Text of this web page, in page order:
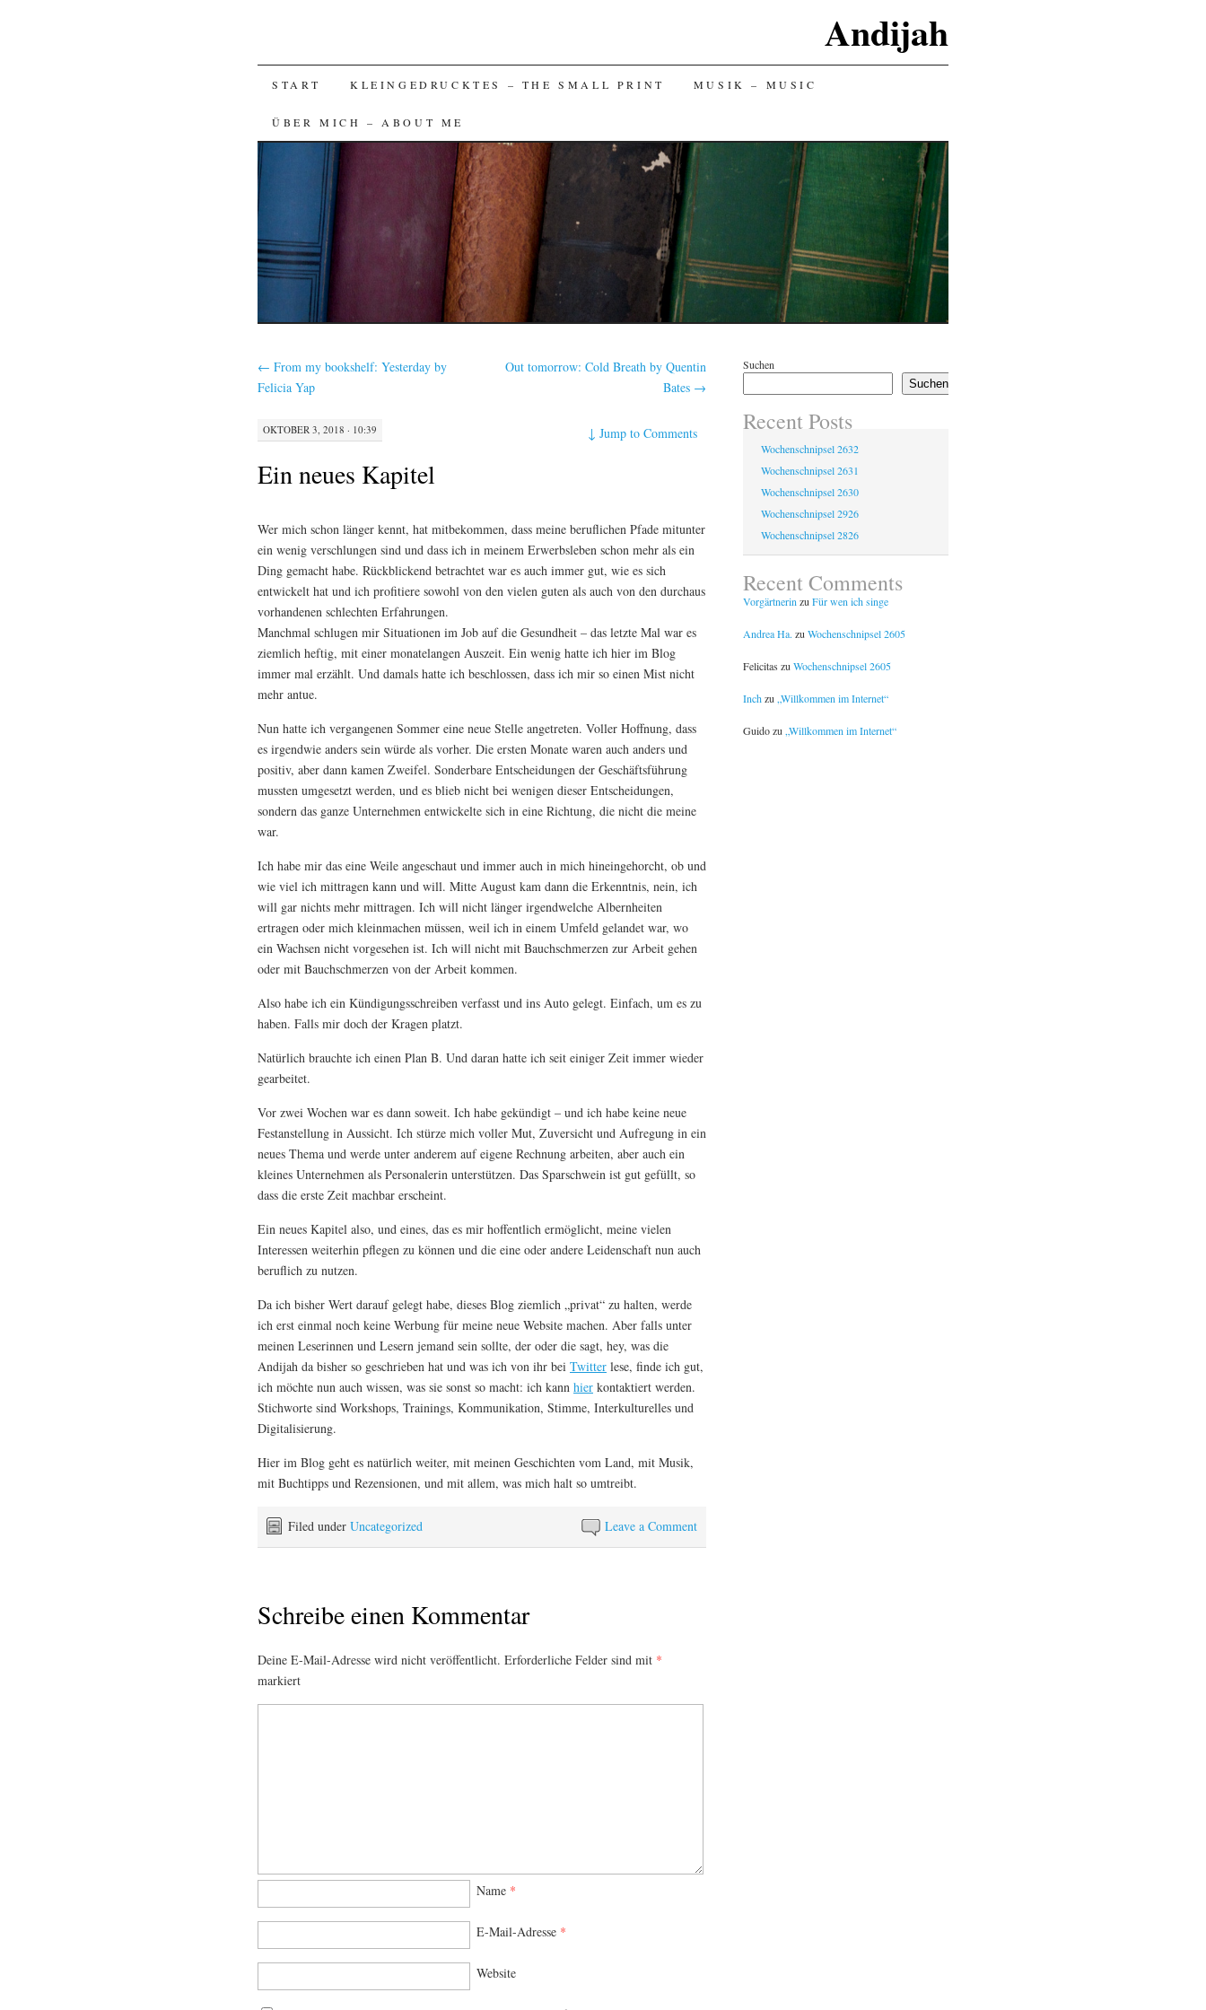
Andijah
SKIP
TO
CONTENT
START KLEINGEDRUCKTES – THE SMALL PRINT MUSIK – MUSIC
ÜBER MICH – ABOUT ME
← From my bookshelf: Yesterday by
Felicia Yap
Out tomorrow: Cold Breath by Quentin
Bates →
OKTOBER 3, 2018 · 10:39 ↓Jump to Comments
Ein neues Kapitel
Wer mich schon länger kennt, hat mitbekommen, dass meine beruflichen Pfade mitunter
ein wenig verschlungen sind und dass ich in meinem Erwerbsleben schon mehr als ein
Ding gemacht habe. Rückblickend betrachtet war es auch immer gut, wie es sich
entwickelt hat und ich profitiere sowohl von den vielen guten als auch von den durchaus
vorhandenen schlechten Erfahrungen.
Manchmal schlugen mir Situationen im Job auf die Gesundheit – das letzte Mal war es
ziemlich heftig, mit einer monatelangen Auszeit. Ein wenig hatte ich hier im Blog
immer mal erzählt. Und damals hatte ich beschlossen, dass ich mir so einen Mist nicht
mehr antue.
Nun hatte ich vergangenen Sommer eine neue Stelle angetreten. Voller Hoffnung, dass
es irgendwie anders sein würde als vorher. Die ersten Monate waren auch anders und
positiv, aber dann kamen Zweifel. Sonderbare Entscheidungen der Geschäftsführung
mussten umgesetzt werden, und es blieb nicht bei wenigen dieser Entscheidungen,
sondern das ganze Unternehmen entwickelte sich in eine Richtung, die nicht die meine
war.
Ich habe mir das eine Weile angeschaut und immer auch in mich hineingehorcht, ob und
wie viel ich mittragen kann und will. Mitte August kam dann die Erkenntnis, nein, ich
will gar nichts mehr mittragen. Ich will nicht länger irgendwelche Albernheiten
ertragen oder mich kleinmachen müssen, weil ich in einem Umfeld gelandet war, wo
ein Wachsen nicht vorgesehen ist. Ich will nicht mit Bauchschmerzen zur Arbeit gehen
oder mit Bauchschmerzen von der Arbeit kommen.
Also habe ich ein Kündigungsschreiben verfasst und ins Auto gelegt. Einfach, um es zu
haben. Falls mir doch der Kragen platzt.
Natürlich brauchte ich einen Plan B. Und daran hatte ich seit einiger Zeit immer wieder
gearbeitet.
Vor zwei Wochen war es dann soweit. Ich habe gekündigt – und ich habe keine neue
Festanstellung in Aussicht. Ich stürze mich voller Mut, Zuversicht und Aufregung in ein
neues Thema und werde unter anderem auf eigene Rechnung arbeiten, aber auch ein
kleines Unternehmen als Personalerin unterstützen. Das Sparschwein ist gut gefüllt, so
dass die erste Zeit machbar erscheint.
Ein neues Kapitel also, und eines, das es mir hoffentlich ermöglicht, meine vielen
Interessen weiterhin pflegen zu können und die eine oder andere Leidenschaft nun auch
beruflich zu nutzen.
Da ich bisher Wert darauf gelegt habe, dieses Blog ziemlich „privat“ zu halten, werde
ich erst einmal noch keine Werbung für meine neue Website machen. Aber falls unter
meinen Leserinnen und Lesern jemand sein sollte, der oder die sagt, hey, was die
Andijah da bisher so geschrieben hat und was ich von ihr bei Twitter lese, finde ich gut,
ich möchte nun auch wissen, was sie sonst so macht: ich kann hier kontaktiert werden.
Stichworte sind Workshops, Trainings, Kommunikation, Stimme, Interkulturelles und
Digitalisierung.
Hier im Blog geht es natürlich weiter, mit meinen Geschichten vom Land, mit Musik,
mit Buchtipps und Rezensionen, und mit allem, was mich halt so umtreibt.
Leave a Comment
Filed under Uncategorized
Schreibe einen Kommentar
Deine E-Mail-Adresse wird nicht veröffentlicht. Erforderliche Felder sind mit *
markiert
Name *
E-Mail-Adresse *
Website
Suchen
Suchen
Recent Posts
Wochenschnipsel 2632
Wochenschnipsel 2631
Wochenschnipsel 2630
Wochenschnipsel 2926
Wochenschnipsel 2826
Recent Comments
Vorgärtnerin zu Für wen ich singe
Andrea Ha. zu Wochenschnipsel 2605
Felicitas zu Wochenschnipsel 2605
Inchzu „Willkommen im Internet“
Guidozu „Willkommen im Internet“